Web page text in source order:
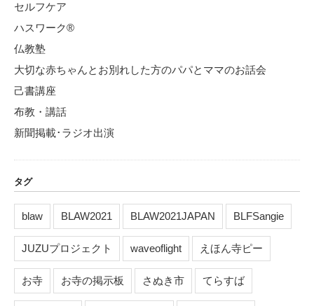
セルフケア
ハスワーク®
仏教塾
大切な赤ちゃんとお別れした方のパパとママのお話会
己書講座
布教・講話
新聞掲載･ラジオ出演
タグ
blaw BLAW2021 BLAW2021JAPAN BLFSangie
JUZUプロジェクト waveoflight えほん寺ピー
お寺 お寺の掲示板 さぬき市 てらすば